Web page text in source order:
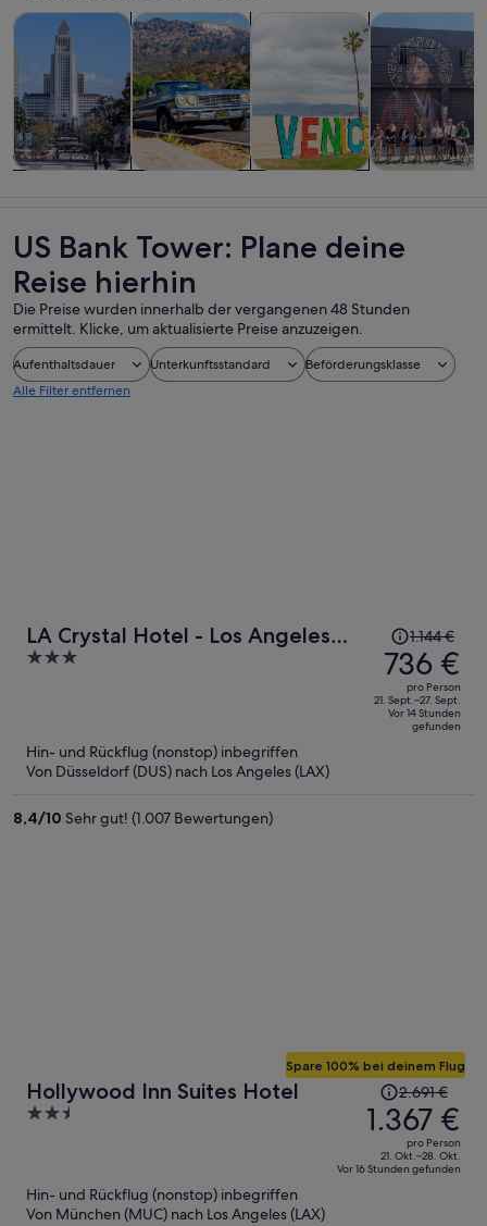
Touren und TagesausflügeWird in einem neuen Tab
Geschichte & Kultur Wird in einem neuen
Private & individuelle Touren
Abenteuer &
US Bank Tower: Plane deine
Reise hierhin
Die Preise wurden innerhalb der vergangenen 48 Stunden
ermittelt. Klicke, um aktualisierte Preise anzuzeigen.
Aufenthaltsdauer Unterkunftsstandard
Beförderungsklasse
Alle Filter entfernen
LA Crystal Hotel - Los Angeles
Area
3
Der
Preis
betrug
1.144 €,
jetzt
1.144 €
736 €
pro Person
21. Sept.–27. Sept.
Vor 14 Stunden
gefunden
Hin- und Rückflug (nonstop) inbegriffen
Von Düsseldorf (DUS) nach Los Angeles (LAX)
8,4/10 Sehr gut! (1.007 Bewertungen)
Hollywood Inn Suites Hotel
2.5
Spare 100% bei deinem Flug
Der
Preis
betrug
2.691 €,
jetzt
2.691 €
1.367 €
pro Person
21. Okt.–28. Okt.
Vor 16 Stunden gefunden
Hin- und Rückflug (nonstop) inbegriffen
Von München (MUC) nach Los Angeles (LAX)